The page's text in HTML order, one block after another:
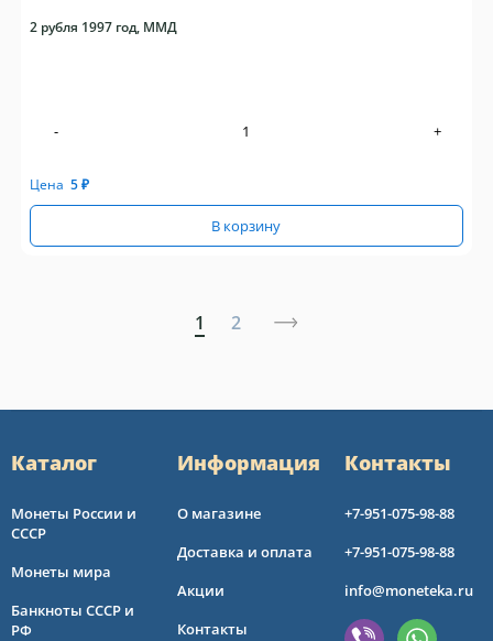
2 рубля 1997 год, ММД
- +
Цена 5₽
В корзину
1 2
Каталог
Монеты России и
СССР
Монеты мира
Банкноты СССР и
РФ
Информация
О магазине
Доставка и оплата
Акции
Контакты
Контакты
+7-951-075-98-88
+7-951-075-98-88
info@moneteka.ru